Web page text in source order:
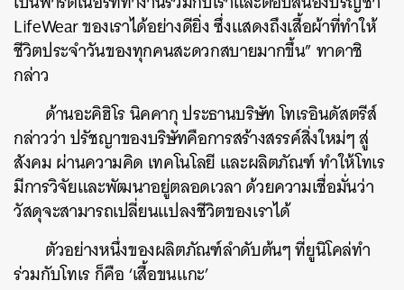
LifeWear ของเราได้อย่างดียิ่ง ซึ่งแสดงถึงเสื้อผ้าที่ทำให้
ชีวิตประจำวันของทุกคนสะดวกสบายมากขึ้น” ทาดาชิ
กล่าว
ด้านอะคิฮิโร นิคคากุ ประธานบริษัท โทเรอินดัสตรีส์
กล่าวว่า ปรัชญาของบริษัทคือการสร้างสรรค์สิ่งใหม่ๆ สู่
สังคม ผ่านความคิด เทคโนโลยี และผลิตภัณฑ์ ทำให้โทเร
มีการวิจัยและพัฒนาอยู่ตลอดเวลา ด้วยความเชื่อมั่นว่า
วัสดุจะสามารถเปลี่ยนแปลงชีวิตของเราได้
ตัวอย่างหนึ่งของผลิตภัณฑ์ลำดับต้นๆ ที่ยูนิโคล่ทำ
ร่วมกับโทเร ก็คือ ‘เสื้อขนแกะ’